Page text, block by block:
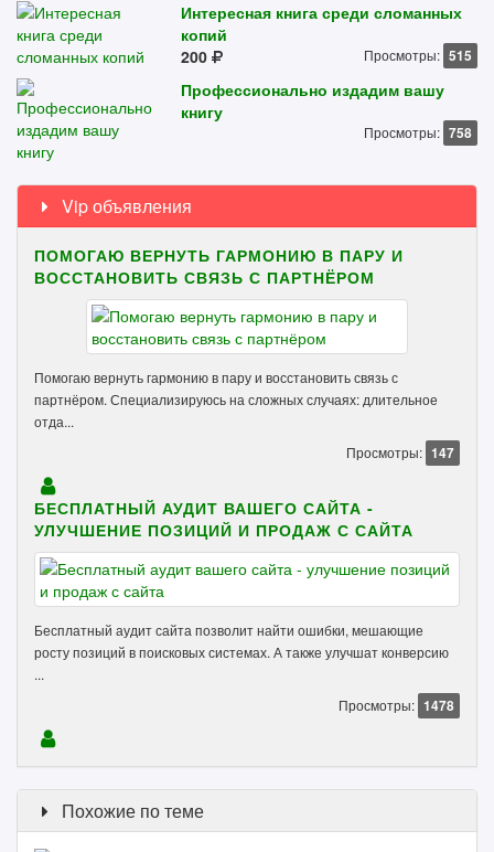
Интересная книга среди сломанных
копий
200
Просмотры: 515
Профессионально издадим вашу
книгу
Просмотры: 758
Vip объявления
ПОМОГАЮ ВЕРНУТЬ ГАРМОНИЮ В ПАРУ И
ВОССТАНОВИТЬ СВЯЗЬ С ПАРТНЁРОМ
Помогаю вернуть гармонию в пару и восстановить связь с
партнёром. Специализируюсь на сложных случаях: длительное
отда...
Просмотры: 147
БЕСПЛАТНЫЙ АУДИТ ВАШЕГО САЙТА -
УЛУЧШЕНИЕ ПОЗИЦИЙ И ПРОДАЖ С САЙТА
Бесплатный аудит сайта позволит найти ошибки, мешающие
росту позиций в поисковых системах. А также улучшат конверсию
...
Просмотры: 1478
Похожие по теме